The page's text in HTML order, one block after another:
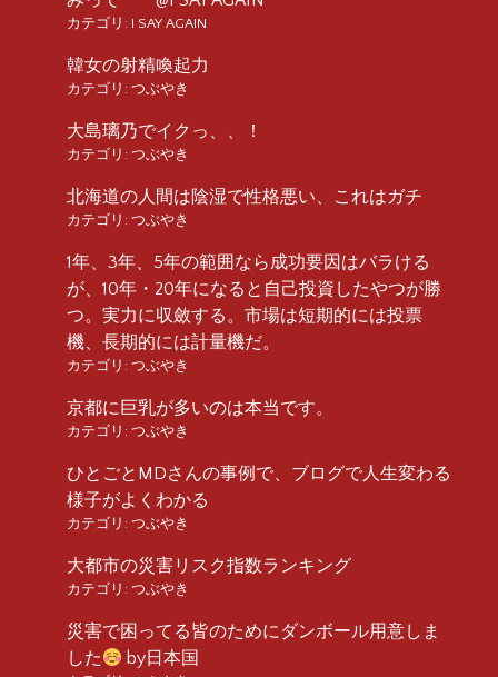
カテゴリ: I SAY AGAIN
韓女の射精喚起力
カテゴリ: つぶやき
大島璃乃でイクっ、、！
カテゴリ: つぶやき
北海道の人間は陰湿で性格悪い、これはガチ
カテゴリ: つぶやき
1年、3年、5年の範囲なら成功要因はバラける
が、10年・20年になると自己投資したやつが勝
つ。実力に収斂する。市場は短期的には投票
機、長期的には計量機だ。
カテゴリ: つぶやき
京都に巨乳が多いのは本当です。
カテゴリ: つぶやき
ひとごとMDさんの事例で、ブログで人生変わる
様子がよくわかる
カテゴリ: つぶやき
大都市の災害リスク指数ランキング
カテゴリ: つぶやき
災害で困ってる皆のためにダンボール用意しま
した
by日本国